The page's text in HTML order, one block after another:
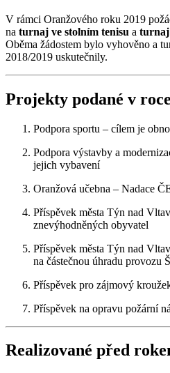
V rámci Oranžového roku 2019
na turnaj ve stolním tenisu a turnaj
Oběma žádostem bylo vyhověno a
2018/2019 uskutečnily.
Projekty podané v
Podpora sportu – cílem je
Podpora výstavby a
jejich vybavení
Oranžová učebna – Nadace
Příspěvek města Týn nad
znevýhodněných obyvatel
Příspěvek města Týn nad
na částečnou úhradu provozu
Příspěvek pro zájmový
Příspěvek na opravu požární
Realizované před